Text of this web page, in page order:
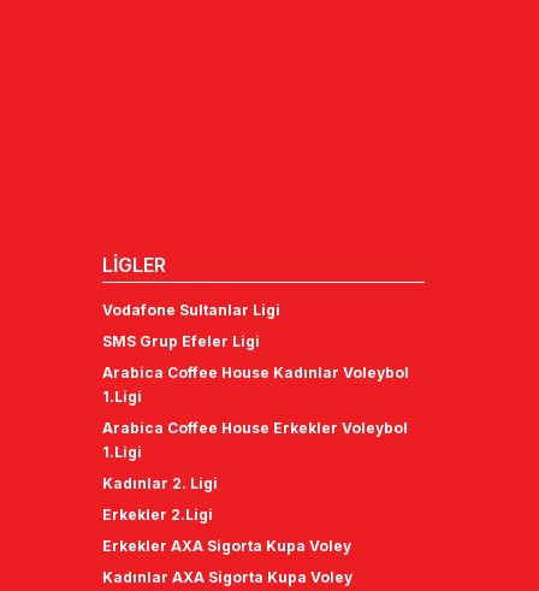
LİGLER
Vodafone Sultanlar Ligi
SMS Grup Efeler Ligi
Arabica Coffee House Kadınlar Voleybol
1.Ligi
Arabica Coffee House Erkekler Voleybol
1.Ligi
Kadınlar 2. Ligi
Erkekler 2.Ligi
Erkekler AXA Sigorta Kupa Voley
Kadınlar AXA Sigorta Kupa Voley